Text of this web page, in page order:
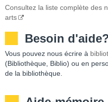
arts
__ Besoin d'aide?
Vous pouvez nous écrire à
(Bibliothèque, Biblio) ou en
de la bibliothèque.
Aide-mémoire